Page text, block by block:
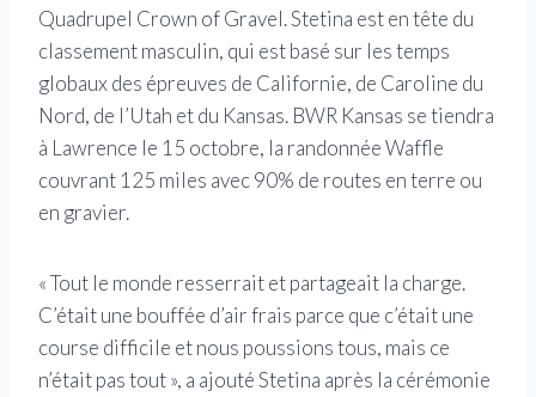
Quadrupel Crown of Gravel. Stetina est en tête du
classement masculin, qui est basé sur les temps
globaux des épreuves de Californie, de Caroline du
Nord, de l’Utah et du Kansas. BWR Kansas se tiendra
à Lawrence le 15 octobre, la randonnée Waffle
couvrant 125 miles avec 90% de routes en terre ou
en gravier.
« Tout le monde resserrait et partageait la charge.
C’était une bouffée d’air frais parce que c’était une
course difficile et nous poussions tous, mais ce
n’était pas tout », a ajouté Stetina après la cérémonie